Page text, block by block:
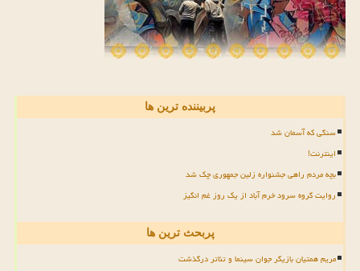
پربیننده ترین ها
سنگی که آسمان شد
اینترنت!
بچه مردم راهی جشنواره زلین جمهوری چک شد
روایت گروه سرود خرم آباد از یک روز غم انگیز
پربحث ترین ها
مریم همتیان بازیگر جوان سینما و تئاتر درگذشت